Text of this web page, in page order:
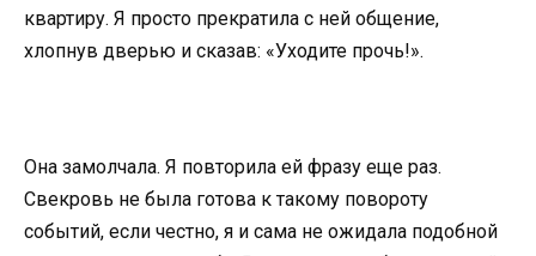
квартиру. Я просто прекратила с ней общение,
хлопнув дверью и сказав: «Уходите прочь!».
Она замолчала. Я повторила ей фразу еще раз.
Свекровь не была готова к такому повороту
событий, если честно, я и сама не ожидала подобной